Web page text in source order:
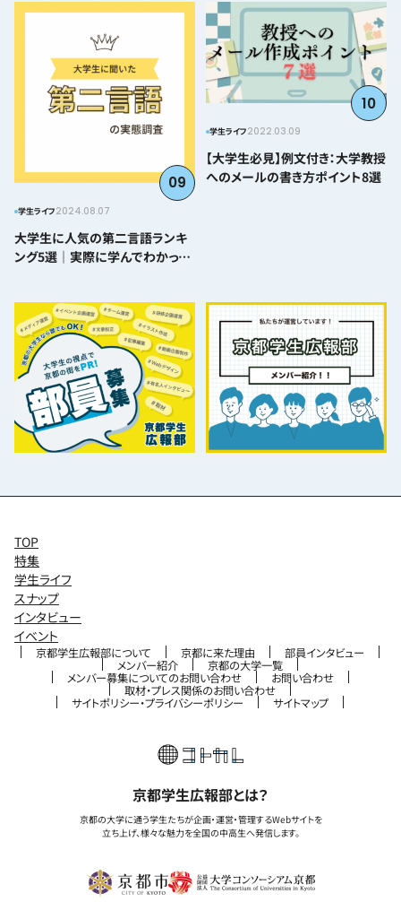
09
学生ライフ2024.08.07
大学生に人気の第二言語ランキ
ング5選｜実際に学んでわかった
10
学生ライフ2022.03.09
【大学生必見】例文付き：大学教授
へのメールの書き方ポイント8選
京都学生広報部とは？
京都の大学に通う学生たちが企画・運営・管理するWebサイトを
立ち上げ、様々な魅力を全国の中高生へ発信します。
TOP
特集
学生ライフ
スナップ
インタビュー
イベント
京都学生広報部について 京都に来た理由 部員インタビュー
メンバー紹介 京都の大学一覧
メンバー募集についてのお問い合わせ お問い合わせ
取材・プレス関係のお問い合わせ
サイトポリシー・プライバシーポリシー サイトマップ